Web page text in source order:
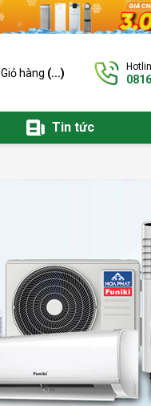
Giỏ hàng (...)
Tin tức